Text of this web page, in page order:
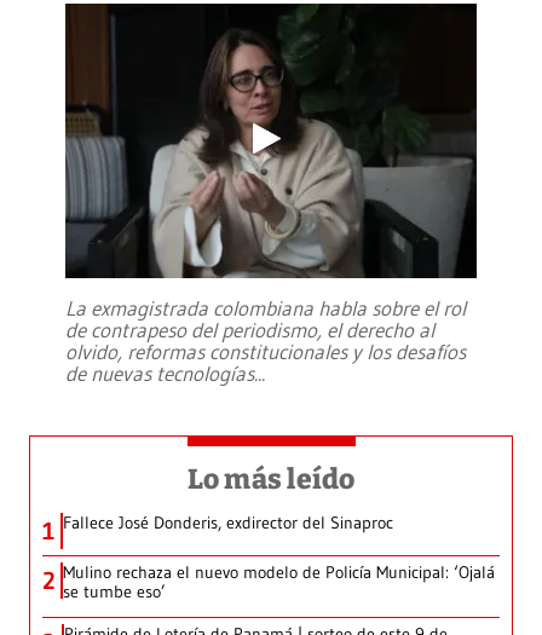
La exmagistrada colombiana habla sobre el rol
de contrapeso del periodismo, el derecho al
olvido, reformas constitucionales y los desafíos
de nuevas tecnologías...
Lo más leído
1 Fallece José Donderis, exdirector del Sinaproc
2 Mulino rechaza el nuevo modelo de Policía Municipal: ‘Ojalá
se tumbe eso’